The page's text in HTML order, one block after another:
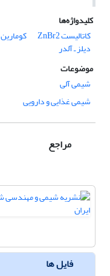
کلیدواژه‌ها
کاتالیست ZnBr2‌
کومارین
دیلز ـ آلدر
موضوعات
شیمی آلی
شیمی غذایی و دارویی
مراجع
فایل ها